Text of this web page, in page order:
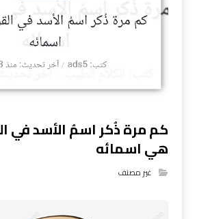
كم مرة ذُكر اسمُ الأسد في
هي اسمائه
غير مصنف